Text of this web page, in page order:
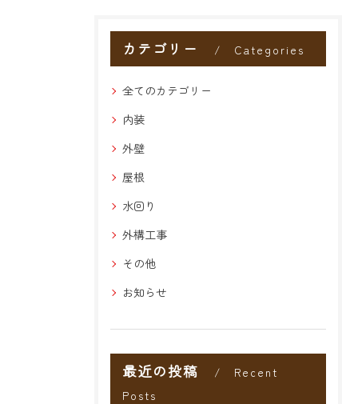
カテゴリー Categories
全てのカテゴリー
内装
外壁
屋根
水回り
外構工事
その他
お知らせ
最近の投稿
Recent
Posts